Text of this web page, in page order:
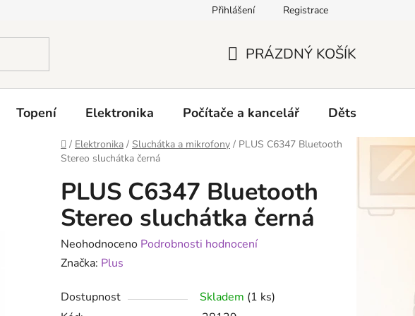
Přihlášení Registrace
KOŠÍK
PRÁZDNÝ KOŠÍK
Topení Elektronika Počítače a kancelář Dětské zboží
Domů
/ Elektronika / Sluchátka a mikrofony / PLUS C6347 Bluetooth
Stereo sluchátka černá
PLUS C6347 Bluetooth
Stereo sluchátka černá
Průměrné
hodnocení
je
Neohodnoceno Podrobnosti hodnocení
Značka: Plus
Dostupnost Skladem (1 ks)